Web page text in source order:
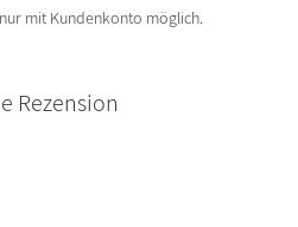
mit Kundenkonto möglich.
Rezension